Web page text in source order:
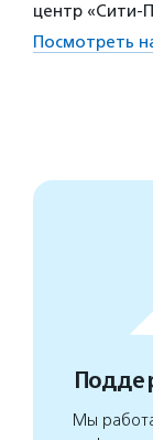
центр «Сити-
Посмотреть
Мы